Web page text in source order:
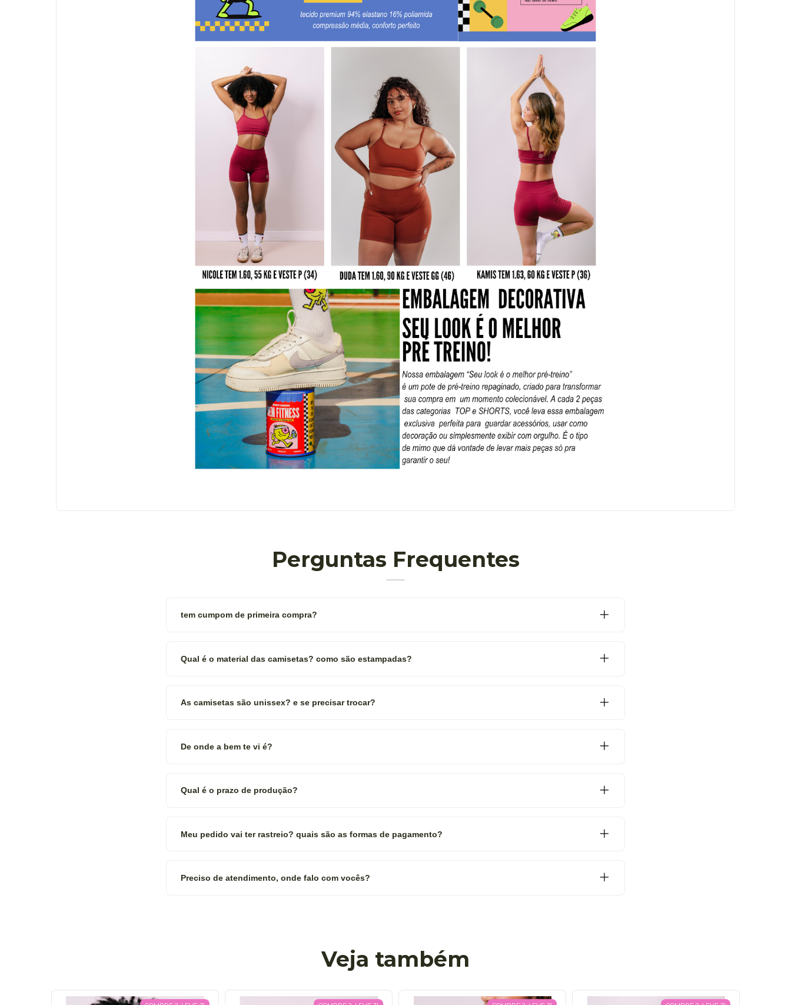
Perguntas Frequentes
tem cumpom de primeira compra?
Qual é o material das camisetas? como são estampadas?
As camisetas são unissex? e se precisar trocar?
De onde a bem te vi é?
Qual é o prazo de produção?
Meu pedido vai ter rastreio? quais são as formas de pagamento?
Preciso de atendimento, onde falo com vocês?
Veja também